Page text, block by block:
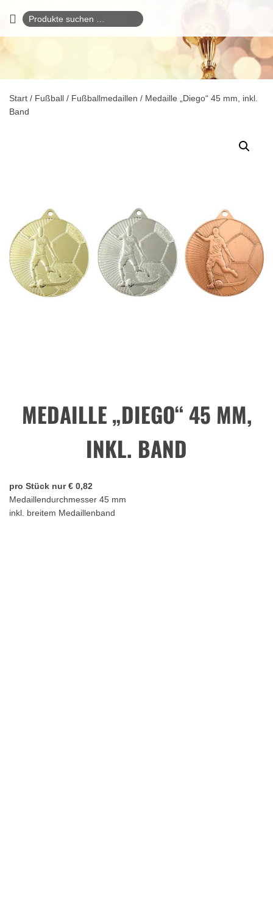
Suchen
nach:
Start / Fußball / Fußballmedaillen / Medaille „Diego“ 45 mm, inkl.
Band
MEDAILLE „DIEGO“ 45 MM,
INKL. BAND
pro Stück nur € 0,82
Medaillendurchmesser 45 mm
inkl. breitem Medaillenband